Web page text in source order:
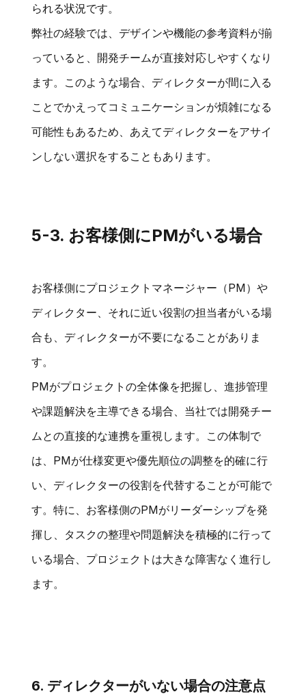
られる状況です。
弊社の経験では、デザインや機能の参考資料が揃
っていると、開発チームが直接対応しやすくなり
ます。このような場合、ディレクターが間に入る
ことでかえってコミュニケーションが煩雑になる
可能性もあるため、あえてディレクターをアサイ
ンしない選択をすることもあります。
5-3. お客様側にPMがいる場合
お客様側にプロジェクトマネージャー（PM）や
ディレクター、それに近い役割の担当者がいる場
合も、ディレクターが不要になることがありま
す。
PMがプロジェクトの全体像を把握し、進捗管理
や課題解決を主導できる場合、当社では開発チー
ムとの直接的な連携を重視します。この体制で
は、PMが仕様変更や優先順位の調整を的確に行
い、ディレクターの役割を代替することが可能で
す。特に、お客様側のPMがリーダーシップを発
揮し、タスクの整理や問題解決を積極的に行って
いる場合、プロジェクトは大きな障害なく進行し
ます。
6. ディレクターがいない場合の注意点